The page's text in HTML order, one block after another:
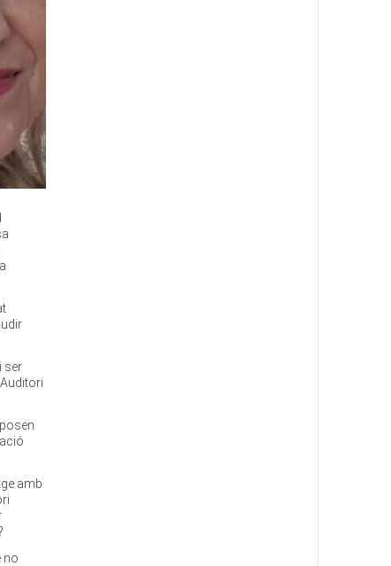
ser
amb
no